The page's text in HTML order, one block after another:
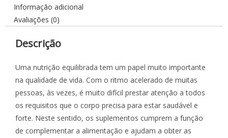
Informação adicional
Avaliações (0)
Descrição
Uma nutrição equilibrada tem um papel muito importante
na qualidade de vida. Com o ritmo acelerado de muitas
pessoas, às vezes, é muito difícil prestar atenção a todos
os requisitos que o corpo precisa para estar saudável e
forte. Neste sentido, os suplementos cumprem a função
de complementar a alimentação e ajudam a obter as